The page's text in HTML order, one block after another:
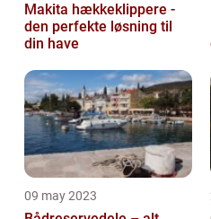
Makita hækkeklippere -
den perfekte løsning til
din have
09 may 2023